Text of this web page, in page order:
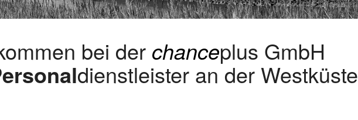
bei der chanceplus GmbH
dienstleister an der Westküste